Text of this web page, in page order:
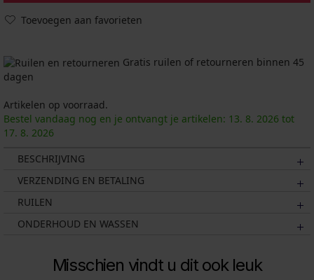
Toevoegen aan favorieten
Gratis ruilen of retourneren binnen 45
dagen
Artikelen op voorraad.
Bestel vandaag nog en je ontvangt je artikelen: 13. 8. 2026 tot
17. 8. 2026
BESCHRIJVING
VERZENDING EN BETALING
RUILEN
ONDERHOUD EN WASSEN
Misschien vindt u dit ook leuk